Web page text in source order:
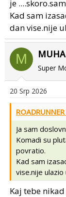
je
Kad sam
dan vise.nije
M MUHA
Super
20 Srp 2026
Ja sam
Komadi su
povratio.
Kad sam
vise.nije ulazio
Kaj tebe